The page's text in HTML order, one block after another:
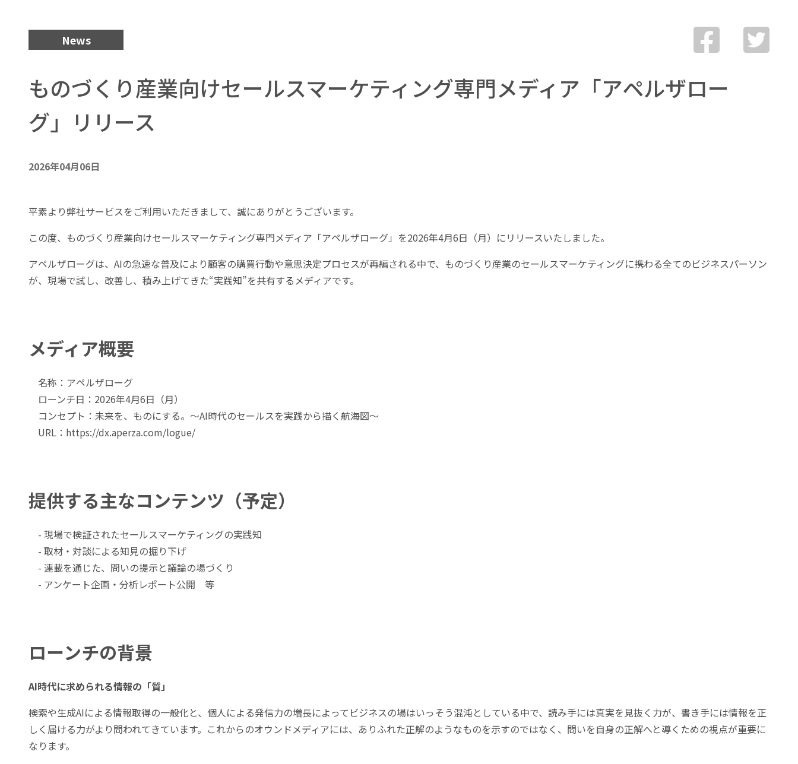
News
ものづくり産業向けセールスマーケティング専門メディア「アペルザロー
グ」リリース
2026年04月06日
平素より弊社サービスをご利用いただきまして、誠にありがとうございます。
この度、ものづくり産業向けセールスマーケティング専門メディア「アペルザローグ」を2026年4月6日（月）にリリースいたしました。
アペルザローグは、AIの急速な普及により顧客の購買行動や意思決定プロセスが再編される中で、ものづくり産業のセールスマーケティングに携わる全てのビジネスパーソン
が、現場で試し、改善し、積み上げてきた“実践知”を共有するメディアです。
メディア概要
名称：アペルザローグ
ローンチ日：2026年4月6日（月）
コンセプト：未来を、ものにする。〜AI時代のセールスを実践から描く航海図〜
URL：https://dx.aperza.com/logue/
提供する主なコンテンツ（予定）
- 現場で検証されたセールスマーケティングの実践知
- 取材・対談による知見の掘り下げ
- 連載を通じた、問いの提示と議論の場づくり
- アンケート企画・分析レポート公開 等
ローンチの背景
AI時代に求められる情報の「質」
検索や生成AIによる情報取得の一般化と、個人による発信力の増長によってビジネスの場はいっそう混沌としている中で、読み手には真実を見抜く力が、書き手には情報を正
しく届ける力がより問われてきています。これからのオウンドメディアには、ありふれた正解のようなものを示すのではなく、問いを自身の正解へと導くための視点が重要に
なります。